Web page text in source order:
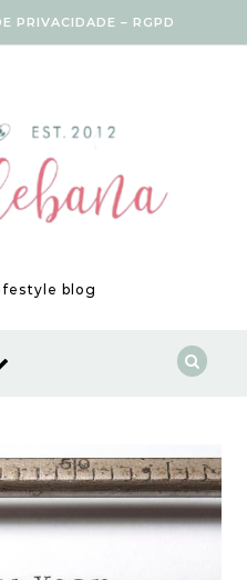
PRIVACIDADE – RGPD
blog